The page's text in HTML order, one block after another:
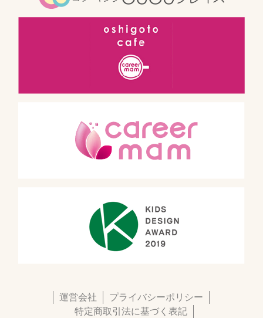
運営会社
プライバシーポリシー
特定商取引法に基づく表記